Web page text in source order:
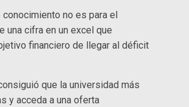
no es para el
una cifra en un excel que
financiero de llegar al déficit
que la universidad más
y acceda a una oferta